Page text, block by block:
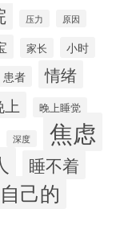
压力 原因
家长 小时
患者 情绪
上
晚上睡觉
深度 焦虑
睡不着
自己的